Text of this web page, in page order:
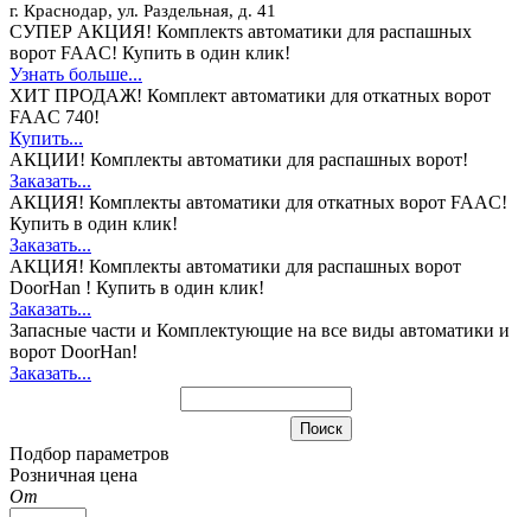
г. Краснодар, ул. Раздельная, д. 41
СУПЕР АКЦИЯ! Комплектs автоматики для распашных
ворот FAAC! Купить в один клик!
Узнать больше...
ХИТ ПРОДАЖ! Комплект автоматики для откатных ворот
FAAC 740!
Купить...
АКЦИИ! Комплекты автоматики для распашных ворот!
Заказать...
АКЦИЯ! Комплекты автоматики для откатных ворот FAAC!
Купить в один клик!
Заказать...
АКЦИЯ! Комплекты автоматики для распашных ворот
DoorHan ! Купить в один клик!
Заказать...
Запасные части и Комплектующие на все виды автоматики и
ворот DoorHan!
Заказать...
Подбор параметров
Розничная цена
От